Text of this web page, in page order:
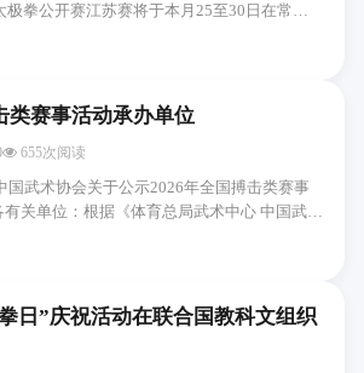
极拳公开赛江苏赛将于本月25至30日在常熟
类赛事活动承办单位
655次阅读
国武术协会关于公示2026年全国搏击类赛事
关单位：根据《体育总局武术中心 中国武术
日”庆祝活动在联合国教科文组织